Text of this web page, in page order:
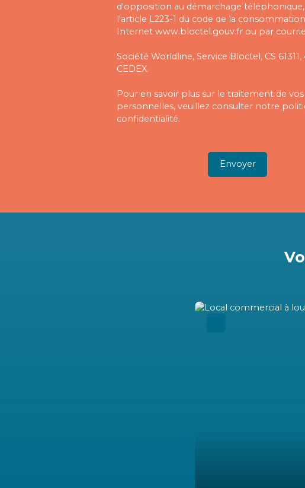
d'opposition au démarchage
l'article L223-1 du code de la
Internet www.bloctel.gouv.fr ou par
Société Worldline, Service Bloctel, CS 61311,
CEDEX.
Pour en savoir plus sur le traitement de
personnelles, veuillez consulter notre
confidentialité.
Envoyer